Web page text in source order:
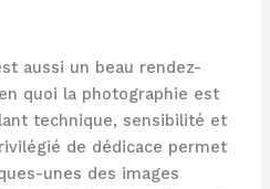
aussi un beau rendez-
quoi la photographie est
technique, sensibilité et
de dédicace permet
unes des images